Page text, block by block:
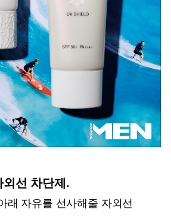
외선 차단제.
래 자유를 선사해줄 자외선